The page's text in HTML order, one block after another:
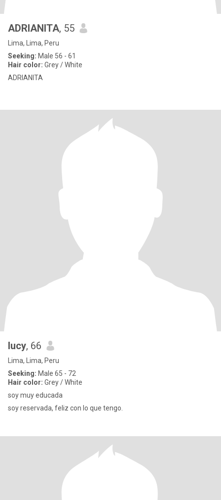
ADRIANITA, 55
Lima, Lima, Peru
Seeking: Male 56 - 61
Hair color: Grey / White
ADRIANITA
lucy, 66
Lima, Lima, Peru
Seeking: Male 65 - 72
Hair color: Grey / White
soy muy educada
soy reservada, feliz con lo que tengo.